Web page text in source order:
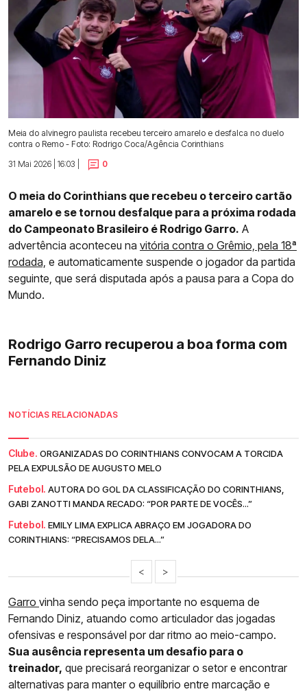
Meia do alvinegro paulista recebeu terceiro amarelo e desfalca no duelo
contra o Remo - Foto: Rodrigo Coca/Agência Corinthians
31 Mai 2026 | 16:03 |
0
O meia do Corinthians que recebeu o terceiro cartão
amarelo e se tornou desfalque para a próxima rodada
do Campeonato Brasileiro é Rodrigo Garro. A
advertência aconteceu na vitória contra o Grêmio, pela 18ª
rodada, e automaticamente suspende o jogador da partida
seguinte, que será disputada após a pausa para a Copa do
Mundo.
Rodrigo Garro recuperou a boa forma com
Fernando Diniz
NOTÍCIAS RELACIONADAS
Clube. ORGANIZADAS DO CORINTHIANS CONVOCAM A TORCIDA
PELA EXPULSÃO DE AUGUSTO MELO
Futebol. AUTORA DO GOL DA CLASSIFICAÇÃO DO CORINTHIANS,
GABI ZANOTTI MANDA RECADO: “POR PARTE DE VOCÊS...”
Futebol. EMILY LIMA EXPLICA ABRAÇO EM JOGADORA DO
CORINTHIANS: “PRECISAMOS DELA...”
< >
Garro vinha sendo peça importante no esquema de
Fernando Diniz, atuando como articulador das jogadas
ofensivas e responsável por dar ritmo ao meio-campo.
Sua ausência representa um desafio para o
treinador, que precisará reorganizar o setor e encontrar
alternativas para manter o equilíbrio entre marcação e